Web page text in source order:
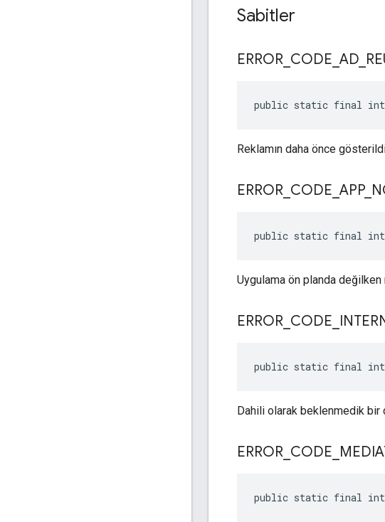
Sabitler
ERROR CODE AD
public static final int
Reklamın daha önce
ERROR CODE APP_
public static final int
Uygulama ön planda
ERROR CODE
public static final int
Dahili olarak beklenmedik bir
ERROR CODE
public static final int